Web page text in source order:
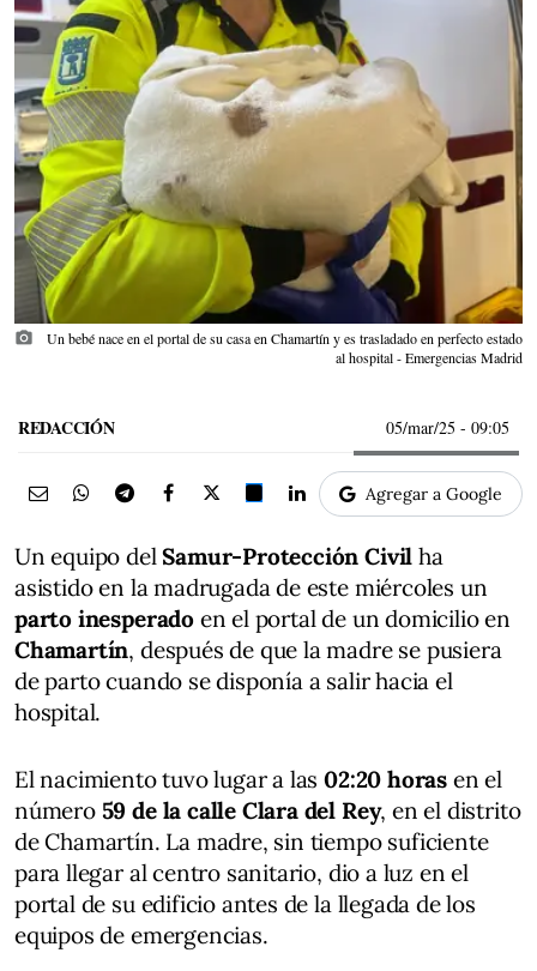
photo_camera
Un bebé nace en el portal de su casa en Chamartín y es trasladado en perfecto estado
al hospital - Emergencias Madrid
REDACCIÓN 05/mar/25 - 09:05
Agregar a Google
Un equipo delSamur-Protección Civil ha
asistido en la madrugada de este miércoles un
parto inesperadoen el portal de un domicilio en
Chamartín, después de que la madre se pusiera
de parto cuando se disponía a salir hacia el
hospital.
El nacimiento tuvo lugar a las02:20 horas en el
número 59 de la calle Clara del Rey, en el distrito
de Chamartín. La madre, sin tiempo suficiente
para llegar al centro sanitario, dio a luz en el
portal de su edificio antes de la llegada de los
equipos de emergencias.